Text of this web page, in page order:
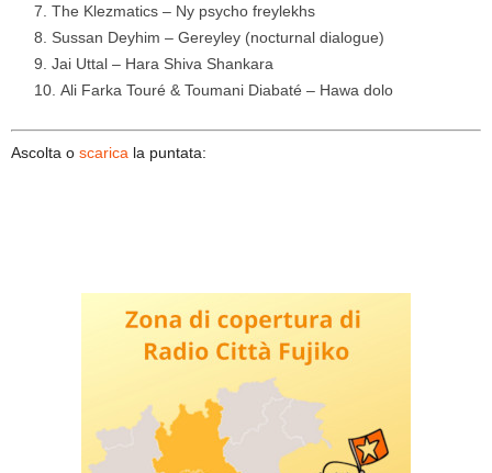
The Klezmatics – Ny psycho freylekhs
Sussan Deyhim – Gereyley (nocturnal dialogue)
Jai Uttal – Hara Shiva Shankara
Ali Farka Touré & Toumani Diabaté – Hawa dolo
Ascolta o scarica la puntata: